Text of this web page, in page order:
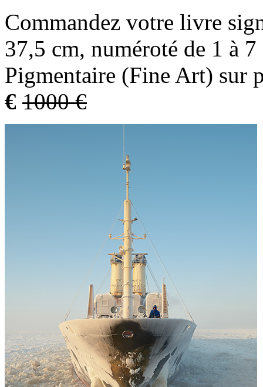
Commandez votre livre
37,5 cm, numéroté de 1 à
Pigmentaire (Fine Art) sur
€ 1000 €